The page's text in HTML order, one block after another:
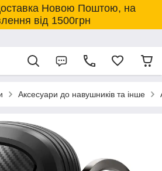
Новою Поштою, на
від 1500грн
Аксесуари до навушників та інше